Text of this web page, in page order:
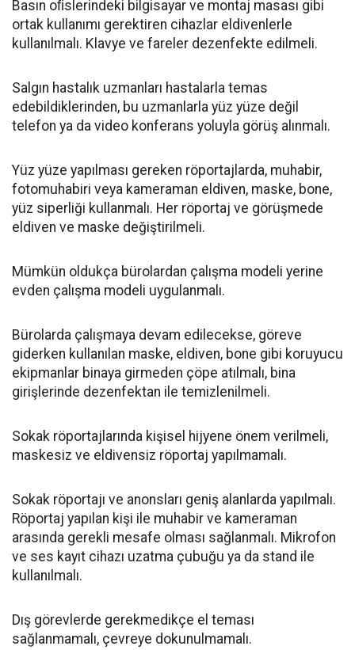
Basın oﬁslerindeki bilgisayar ve montaj masası gibi
ortak kullanımı gerektiren cihazlar eldivenlerle
kullanılmalı. Klavye ve fareler dezenfekte edilmeli.
Salgın hastalık uzmanları hastalarla temas
edebildiklerinden, bu uzmanlarla yüz yüze değil
telefon ya da video konferans yoluyla görüş alınmalı.
Yüz yüze yapılması gereken röportajlarda, muhabir,
fotomuhabiri veya kameraman eldiven, maske, bone,
yüz siperliği kullanmalı. Her röportaj ve görüşmede
eldiven ve maske değiştirilmeli.
Mümkün oldukça bürolardan çalışma modeli yerine
evden çalışma modeli uygulanmalı.
Bürolarda çalışmaya devam edilecekse, göreve
giderken kullanılan maske, eldiven, bone gibi koruyucu
ekipmanlar binaya girmeden çöpe atılmalı, bina
girişlerinde dezenfektan ile temizlenilmeli.
Sokak röportajlarında kişisel hijyene önem verilmeli,
maskesiz ve eldivensiz röportaj yapılmamalı.
Sokak röportajı ve anonsları geniş alanlarda yapılmalı.
Röportaj yapılan kişi ile muhabir ve kameraman
arasında gerekli mesafe olması sağlanmalı. Mikrofon
ve ses kayıt cihazı uzatma çubuğu ya da stand ile
kullanılmalı.
Dış görevlerde gerekmedikçe el teması
sağlanmamalı, çevreye dokunulmamalı.